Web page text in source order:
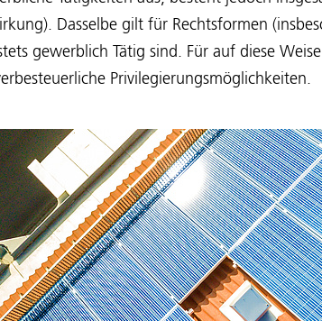
Dasselbe gilt für Rechtsformen
gewerblich Tätig sind. Für auf diese
Privilegierungsmöglichkeiten.